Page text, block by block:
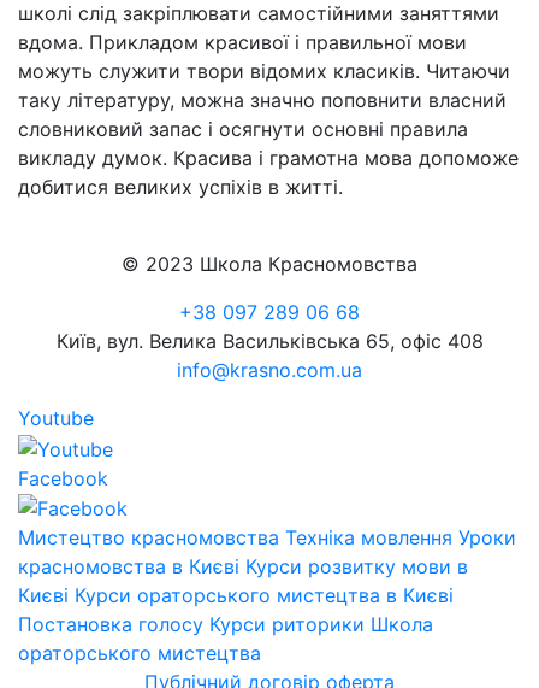
школі слід закріплювати самостійними заняттями
вдома. Прикладом красивої і правильної мови
можуть служити твори відомих класиків. Читаючи
таку літературу, можна значно поповнити власний
словниковий запас і осягнути основні правила
викладу думок. Красива і грамотна мова допоможе
добитися великих успіхів в житті.
© 2023 Школа Красномовства
+38 097 289 06 68
Київ, вул. Велика Васильківська 65, офіс 408
info@krasno.com.ua
Youtube
Facebook
Мистецтво красномовства Техніка мовлення Уроки
красномовства в Києві Курси розвитку мови в
Києві Курси ораторського мистецтва в Києві
Постановка голосу Курси риторики Школа
ораторського мистецтва
Публічний договір оферта